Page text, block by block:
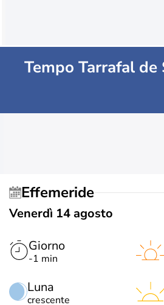
Tempo Tarrafal de
Effemeride
Venerdì 14 agosto
Giorno
-1 min
Luna
crescente